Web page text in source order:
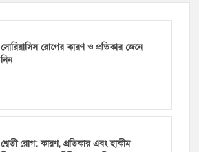
সোরিয়াসিস রোগের কারণ ও প্রতিকার জেনে
নিন
শ্বেতী রোগ: কারণ, প্রতিকার এবং হাকীম